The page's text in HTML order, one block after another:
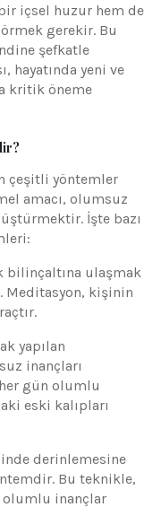
içsel huzur hem de
gerekir. Bu
şefkatle
hayatında yeni ve
kritik öneme
çeşitli yöntemler
amacı, olumsuz
İşte bazı
bilinçaltına ulaşmak
Meditasyon, kişinin
yapılan
inançları
gün olumlu
eski kalıpları
derinlemesine
Bu teknikle,
olumlu inançlar